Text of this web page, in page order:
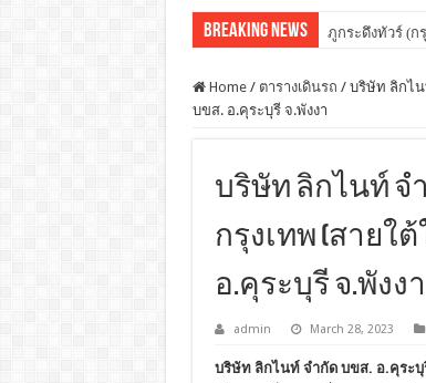
Breaking News ภูกระดึงทัวร์ (ก
Home / ตารางเดินรถ / บริษัท ลิกไน
บขส. อ.คุระบุรี จ.พังงา
บริษัท ลิกไนท์ จ
กรุงเทพ (สายใ
อ.คุระบุรี จ.พังงา
admin March 28, 2023
บริษัท ลิกไนท์ จำกัด บขส. อ.คุระบุ